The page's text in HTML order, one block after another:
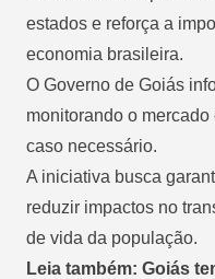
estados e reforça a
economia brasileira.
O Governo de Goiás
monitorando o
caso necessário.
A iniciativa busca
reduzir impactos no
de vida da população.
Leia também: Goiás